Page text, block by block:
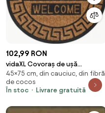
102,99 RON
vidaXL Covoraș de ușă
semirotund, 45x75 cm, cauciuc
și nucă de cocos
45×75 cm, din cauciuc, din fibră
de cocos
În stoc
Livrare gratuită